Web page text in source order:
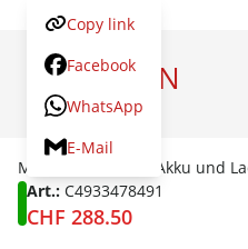
Copy link
Facebook
WhatsApp
E-Mail
VARIANTEN
Artikel Preis
M18 FMT-0X ohne Akku und
Art.: C4933478491
CHF 288.50